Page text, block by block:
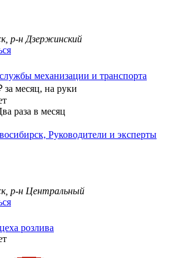
р-н Дзержинский
механизации и транспорта
за месяц, на руки
раза в месяц
Руководители и эксперты
р-н Центральный
розлива